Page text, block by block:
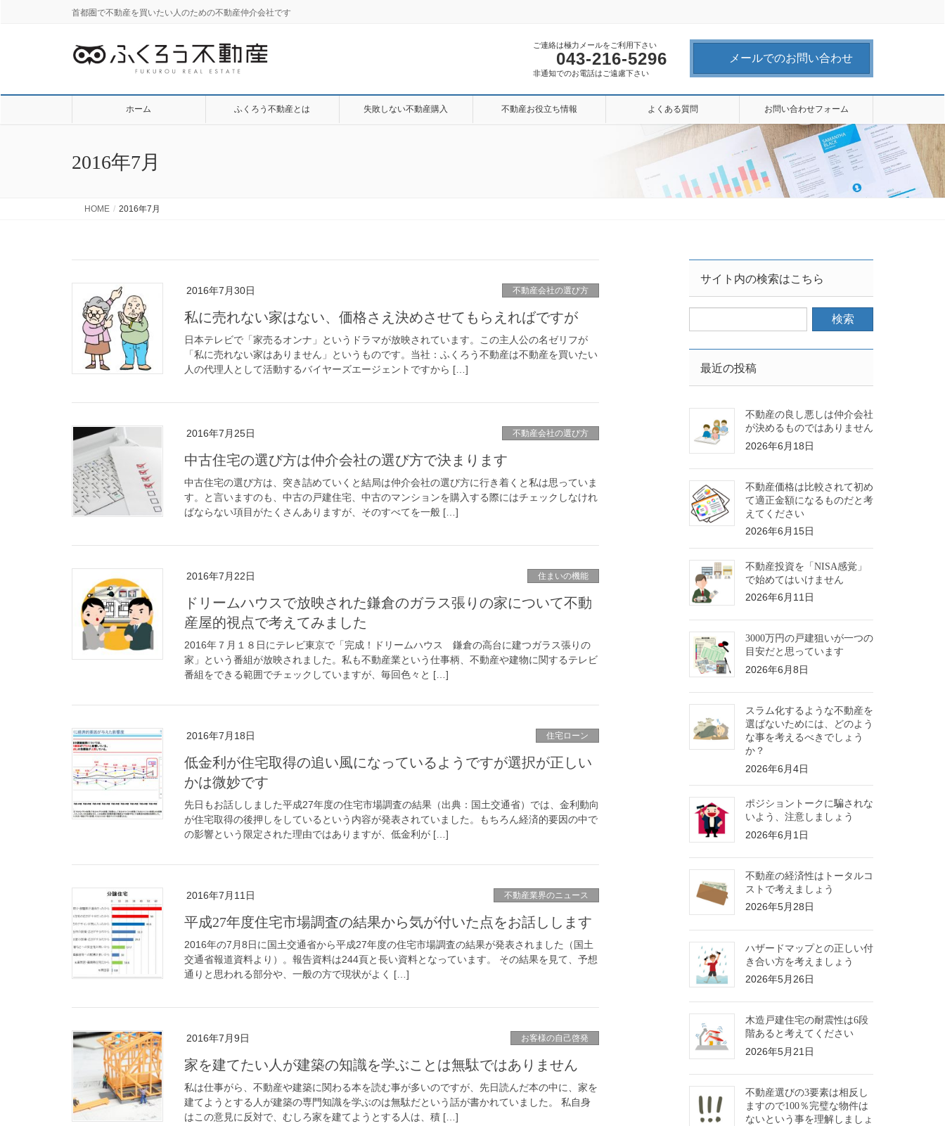
首都圏で不動産を買いたい人のための不動産仲介会社です
ご連絡は極力メールをご利用下さい
043-216-5296
非通知でのお電話はご遠慮下さい
メールでのお問い合わせ
ホーム ふくろう不動産とは 失敗しない不動産購入 不動産お役立ち情報 よくある質問 お問い合わせフォーム
2016年7月
HOME 2016年7月
2016年7月30日 不動産会社の選び方
私に売れない家はない、価格さえ決めさせてもらえればですが
日本テレビで「家売るオンナ」というドラマが放映されています。この主人公の名ゼリフが
「私に売れない家はありません」というものです。当社：ふくろう不動産は不動産を買いたい
人の代理人として活動するバイヤーズエージェントですから […]
2016年7月25日 不動産会社の選び方
中古住宅の選び方は仲介会社の選び方で決まります
中古住宅の選び方は、突き詰めていくと結局は仲介会社の選び方に行き着くと私は思っていま
す。と言いますのも、中古の戸建住宅、中古のマンションを購入する際にはチェックしなけれ
ばならない項目がたくさんありますが、そのすべてを一般 […]
2016年7月22日 住まいの機能
ドリームハウスで放映された鎌倉のガラス張りの家について不動
産屋的視点で考えてみました
2016年７月１８日にテレビ東京で「完成！ドリームハウス 鎌倉の高台に建つガラス張りの
家」という番組が放映されました。私も不動産業という仕事柄、不動産や建物に関するテレビ
番組をできる範囲でチェックしていますが、毎回色々と […]
2016年7月18日 住宅ローン
低金利が住宅取得の追い風になっているようですが選択が正しい
かは微妙です
先日もお話ししました平成27年度の住宅市場調査の結果（出典：国土交通省）では、金利動向
が住宅取得の後押しをしているという内容が発表されていました。もちろん経済的要因の中で
の影響という限定された理由ではありますが、低金利が […]
2016年7月11日 不動産業界のニュース
平成27年度住宅市場調査の結果から気が付いた点をお話しします
2016年の7月8日に国土交通省から平成27年度の住宅市場調査の結果が発表されました（国土
交通省報道資料より）。報告資料は244頁と長い資料となっています。 その結果を見て、予想
通りと思われる部分や、一般の方で現状がよく […]
2016年7月9日 お客様の自己啓発
家を建てたい人が建築の知識を学ぶことは無駄ではありません
私は仕事がら、不動産や建築に関わる本を読む事が多いのですが、先日読んだ本の中に、家を
建てようとする人が建築の専門知識を学ぶのは無駄だという話が書かれていました。 私自身
はこの意見に反対で、むしろ家を建てようとする人は、積 […]
サイト内の検索はこちら
最近の投稿
不動産の良し悪しは仲介会社
が決めるものではありません
2026年6月18日
不動産価格は比較されて初め
て適正金額になるものだと考
えてください
2026年6月15日
不動産投資を「NISA感覚」
で始めてはいけません
2026年6月11日
3000万円の戸建狙いが一つの
目安だと思っています
2026年6月8日
スラム化するような不動産を
選ばないためには、どのよう
な事を考えるべきでしょう
か？
2026年6月4日
ポジショントークに騙されな
いよう、注意しましょう
2026年6月1日
不動産の経済性はトータルコ
ストで考えましょう
2026年5月28日
ハザードマップとの正しい付
き合い方を考えましょう
2026年5月26日
木造戸建住宅の耐震性は6段
階あると考えてください
2026年5月21日
不動産選びの3要素は相反し
ますので100％完璧な物件は
ないという事を理解しましょ